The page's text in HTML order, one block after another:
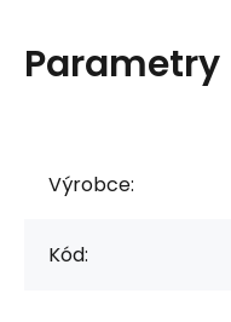
Parametry
Výrobce:
Kód: